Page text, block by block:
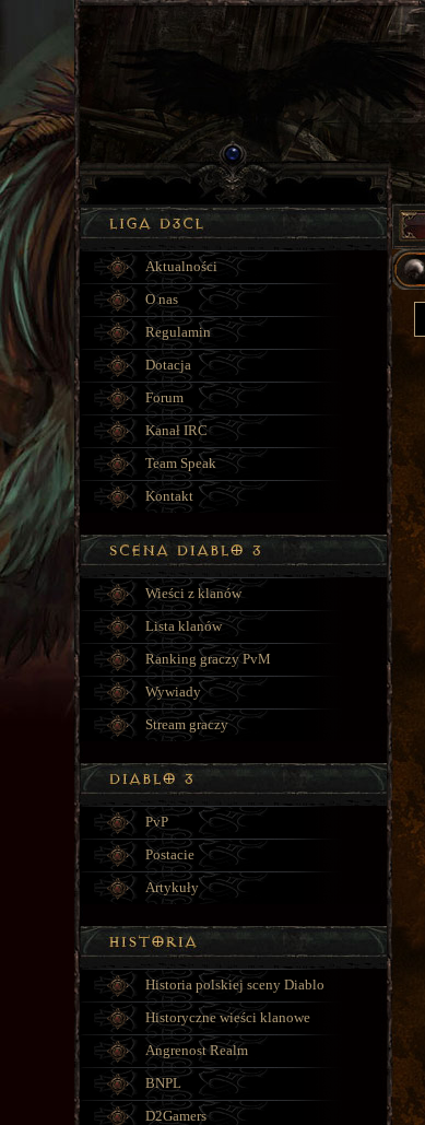
Aktualności
O nas
Regulamin
Dotacja
Forum
Kanał IRC
Team Speak
Kontakt
Wieści z klanów
Lista klanów
Ranking graczy PvM
Wywiady
Stream graczy
PvP
Postacie
Artykuły
Historia polskiej sceny Diablo
Historyczne wieści klanowe
Angrenost Realm
BNPL
D2Gamers